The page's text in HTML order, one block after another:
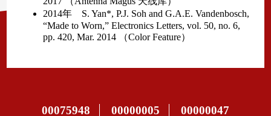
00075948 00000005 00000047